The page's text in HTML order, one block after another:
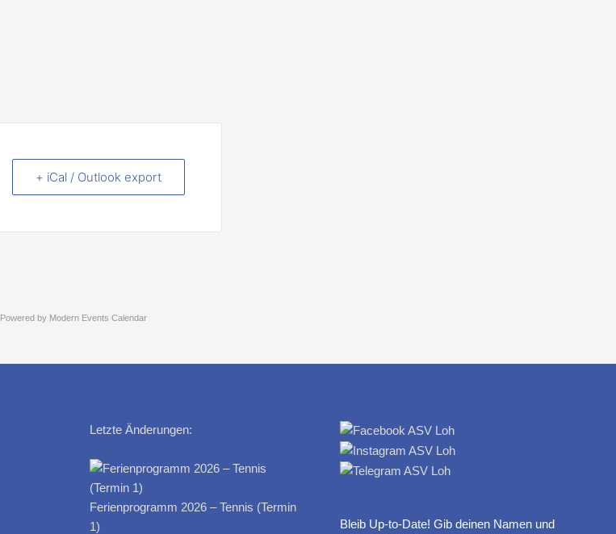
+ iCal / Outlook export
Powered by Modern Events Calendar
Letzte Änderungen:
Ferienprogramm 2026 – Tennis (Termin
1)
Bleib Up-to-Date! Gib deinen Namen und